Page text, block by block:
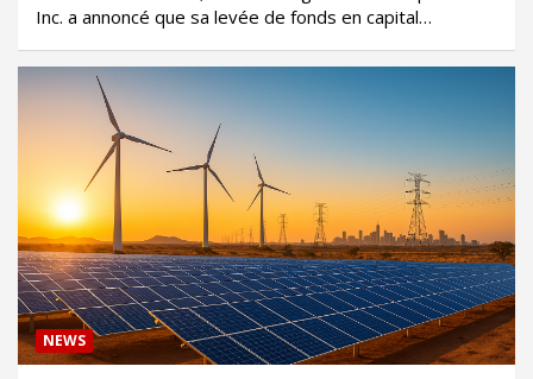
Inc. a annoncé que sa levée de fonds en capital…
NEWS